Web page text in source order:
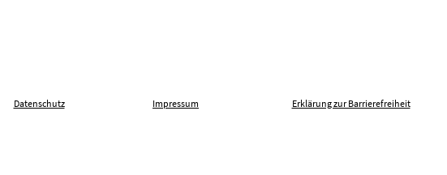
Datenschutz Impressum Erklärung zur Barrierefreiheit